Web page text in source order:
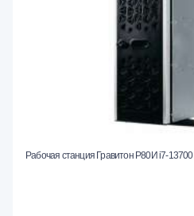
Рабочая станция Гравитон Р80И i7-13700